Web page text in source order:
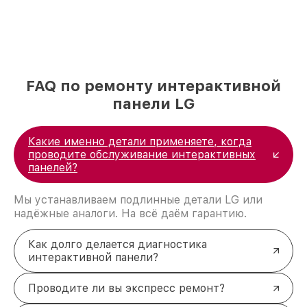
FAQ по ремонту интерактивной
панели LG
Какие именно детали применяете, когда
проводите обслуживание интерактивных
панелей?
Мы устанавливаем подлинные детали LG или
надёжные аналоги. На всё даём гарантию.
Как долго делается диагностика
интерактивной панели?
Проводите ли вы экспресс ремонт?